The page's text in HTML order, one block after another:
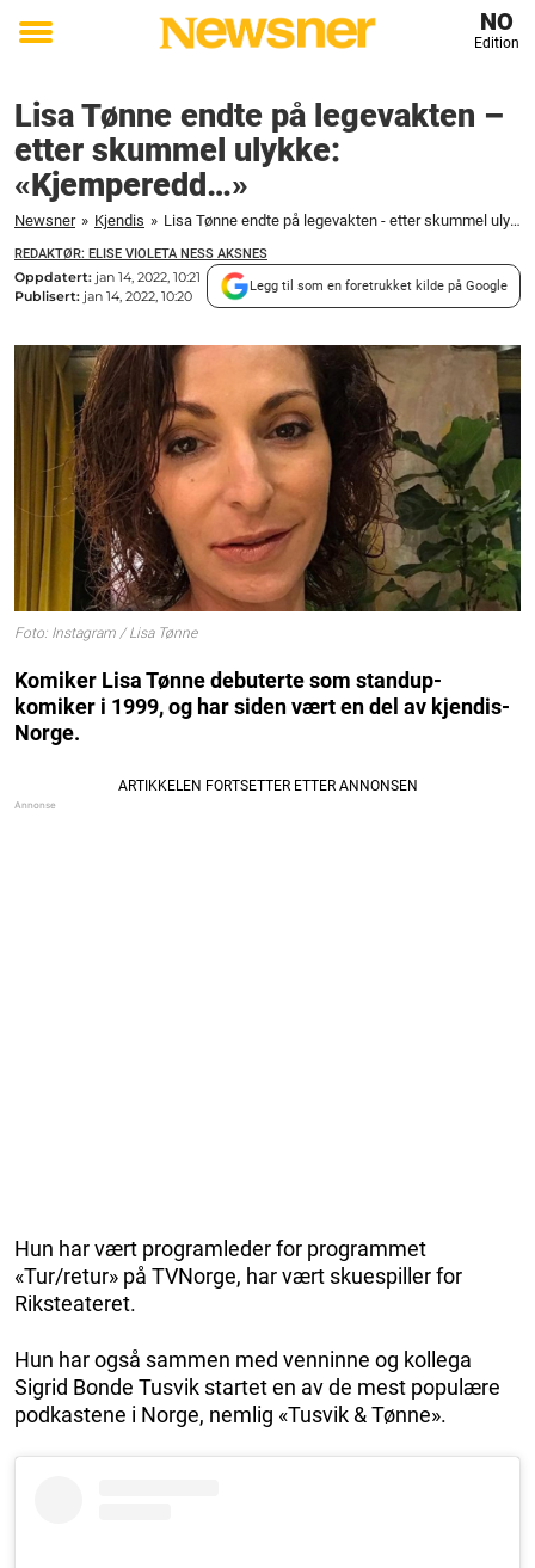
Toggle
NO
Edition
Lisa Tønne endte på legevakten –
etter skummel ulykke:
«Kjemperedd…»
Newsner » Kjendis » Lisa Tønne endte på legevakten - etter skummel ulykke: "Kjemperedd..."
REDAKTØR: ELISE VIOLETA NESS AKSNES
Oppdatert: jan 14, 2022, 10:21
Publisert: jan 14, 2022, 10:20
Legg til som en foretrukket kilde på Google
Foto: Instagram / Lisa Tønne
Komiker Lisa Tønne debuterte som standup-
komiker i 1999, og har siden vært en del av kjendis-
Norge.
Hun har vært programleder for programmet
«Tur/retur» på TVNorge, har vært skuespiller for
Riksteateret.
Hun har også sammen med venninne og kollega
Sigrid Bonde Tusvik startet en av de mest populære
podkastene i Norge, nemlig «Tusvik & Tønne».